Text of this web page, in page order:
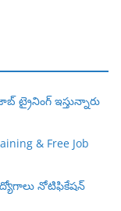
ట్రైనింగ్ ఇస్తున్నారు
& Free Job
నోటిఫికేషన్